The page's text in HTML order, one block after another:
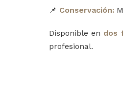
📌 Conservación:
Disponible en dos
profesional.